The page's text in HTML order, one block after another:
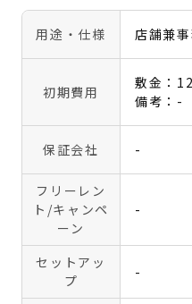
用途・仕様 店舗兼
初期費用
敷金：
備考：-
保証会社 -
フリーレン
ト /キャンペ
ーン
-
セットアッ
プ
-